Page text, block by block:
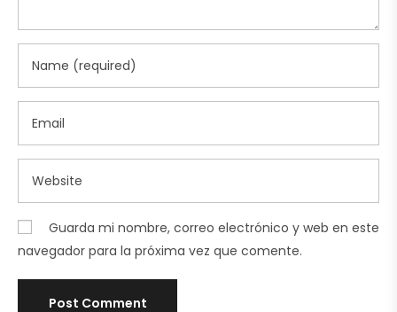
Guarda mi nombre, correo electrónico y web en este
navegador para la próxima vez que comente.